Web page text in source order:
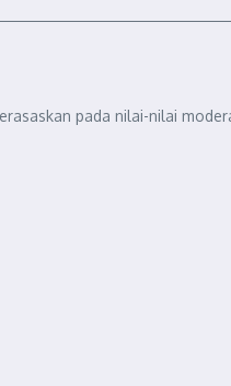
pada nilai-nilai